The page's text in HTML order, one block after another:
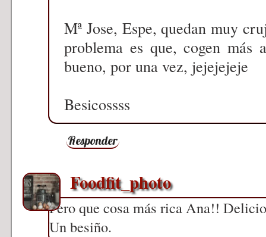
Mª Jose, Espe, quedan muy
problema es que, cogen más
bueno, por una vez, jejejejeje
Besicossss
Responder
Foodfit_photo
Pero que cosa más rica Ana!!
Un besiño.